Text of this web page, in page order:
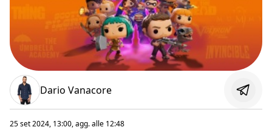
Dario Vanacore
25 set 2024, 13:00, agg. alle 12:48